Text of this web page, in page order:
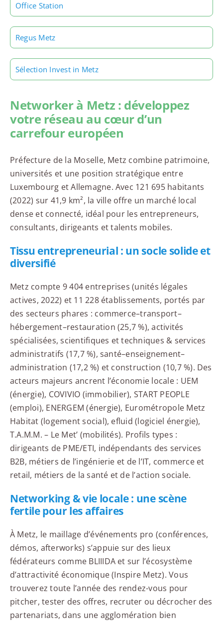
Office Station
Regus Metz
Sélection Invest in Metz
Networker à Metz : développez
votre réseau au cœur d’un
carrefour européen
Préfecture de la Moselle, Metz combine patrimoine,
universités et une position stratégique entre
Luxembourg et Allemagne. Avec 121 695 habitants
(2022) sur 41,9 km², la ville offre un marché local
dense et connecté, idéal pour les entrepreneurs,
consultants, dirigeants et talents mobiles.
Tissu entrepreneurial : un socle solide et
diversifié
Metz compte 9 404 entreprises (unités légales
actives, 2022) et 11 228 établissements, portés par
des secteurs phares : commerce–transport–
hébergement–restauration (25,7 %), activités
spécialisées, scientifiques et techniques & services
administratifs (17,7 %), santé–enseignement–
administration (17,2 %) et construction (10,7 %). Des
acteurs majeurs ancrent l’économie locale : UEM
(énergie), COVIVIO (immobilier), START PEOPLE
(emploi), ENERGEM (énergie), Eurométropole Metz
Habitat (logement social), efluid (logiciel énergie),
T.A.M.M. – Le Met’ (mobilités). Profils types :
dirigeants de PME/ETI, indépendants des services
B2B, métiers de l’ingénierie et de l’IT, commerce et
retail, métiers de la santé et de l’action sociale.
Networking & vie locale : une scène
fertile pour les affaires
À Metz, le maillage d’événements pro (conférences,
démos, afterworks) s’appuie sur des lieux
fédérateurs comme BLIIIDA et sur l’écosystème
d’attractivité économique (Inspire Metz). Vous
trouverez toute l’année des rendez-vous pour
pitcher, tester des offres, recruter ou décrocher des
partenariats, dans une agglomération bien